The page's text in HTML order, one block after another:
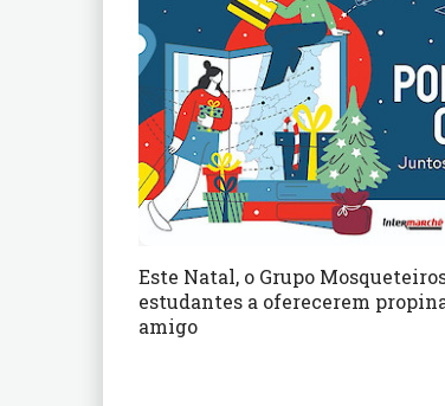
Este Natal, o Grupo
estudantes a oferecerem
amigo